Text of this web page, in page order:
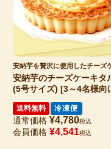
安納芋を贅沢に使用したチーズ
安納芋のチーズケーキタ
(5号サイズ) [3～4名様向
送料無料 冷凍便
通常価格 ¥4,780税込
会員価格 ¥4,541税込